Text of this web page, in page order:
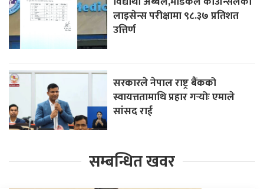
लाइसेन्स परीक्षामा ९८.३७ प्रतिशत
उत्तिर्ण
सरकारले नेपाल राष्ट्र बैंकको
स्वायत्ततामाथि प्रहार गर्‍योः एमाले
सांसद राई
सम्बन्धित खवर